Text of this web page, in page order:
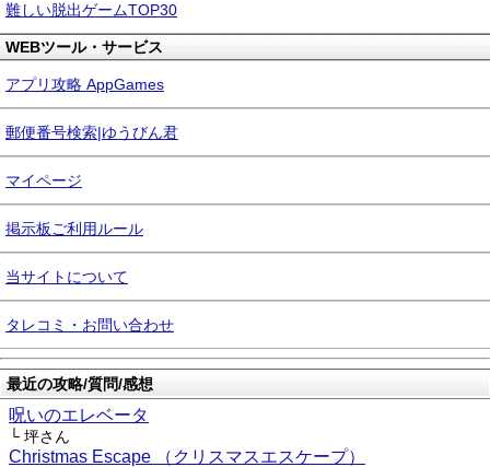
難しい脱出ゲームTOP30
WEBツール・サービス
アプリ攻略 AppGames
郵便番号検索|ゆうびん君
マイページ
掲示板ご利用ルール
当サイトについて
タレコミ・お問い合わせ
最近の攻略/質問/感想
呪いのエレベータ
└ 坪さん
Christmas Escape （クリスマスエスケープ）